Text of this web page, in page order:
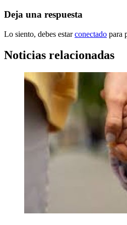
Deja una respuesta
Lo siento, debes estarconectado para
Noticias relacionadas